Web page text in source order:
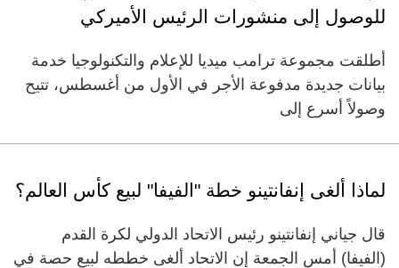
للوصول إلى منشورات الرئيس الأميركي
أطلقت مجموعة ترامب ميديا للإعلام والتكنولوجيا خدمة
بيانات جديدة مدفوعة الأجر في الأول من أغسطس، تتيح
وصولاً أسرع إلى
لماذا ألغى إنفانتينو خطة "الفيفا" لبيع كأس العالم؟
قال جياني إنفانتينو رئيس الاتحاد الدولي لكرة القدم
(الفيفا) أمس الجمعة إن الاتحاد ألغى خططه لبيع حصة في